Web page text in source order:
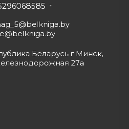
Беларусь г.Минск,
27а